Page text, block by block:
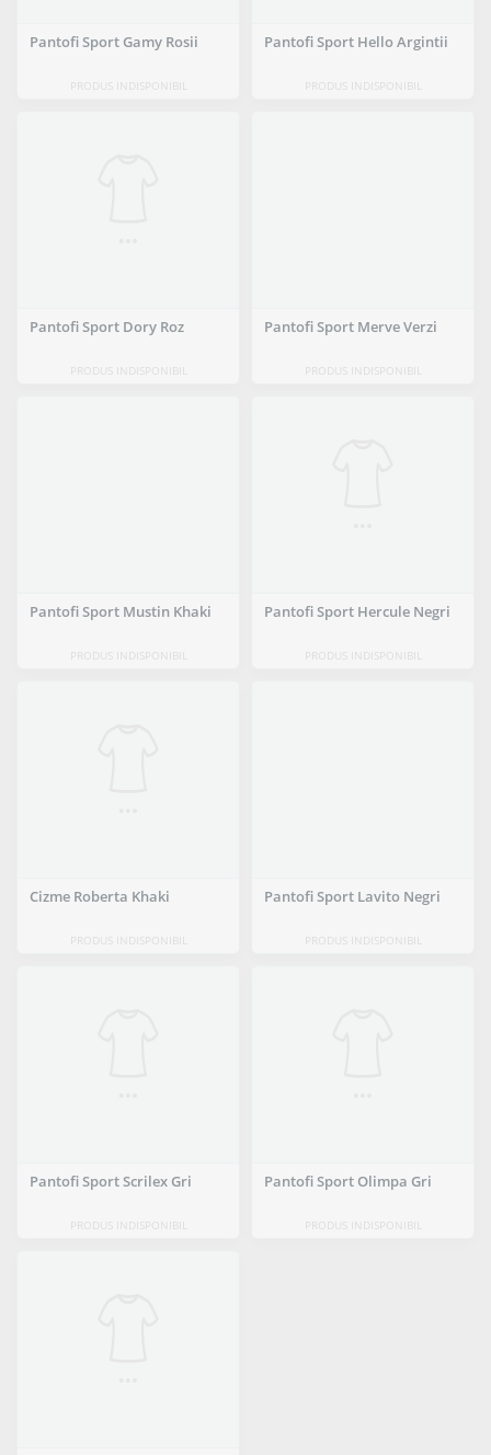
Pantofi Sport Gamy Rosii
PRODUS INDISPONIBIL
Pantofi Sport Hello Argintii
PRODUS INDISPONIBIL
Pantofi Sport Dory Roz
PRODUS INDISPONIBIL
Pantofi Sport Merve Verzi
PRODUS INDISPONIBIL
Pantofi Sport Mustin Khaki
PRODUS INDISPONIBIL
Pantofi Sport Hercule Negri
PRODUS INDISPONIBIL
Cizme Roberta Khaki
PRODUS INDISPONIBIL
Pantofi Sport Lavito Negri
PRODUS INDISPONIBIL
Pantofi Sport Scrilex Gri
PRODUS INDISPONIBIL
Pantofi Sport Olimpa Gri
PRODUS INDISPONIBIL